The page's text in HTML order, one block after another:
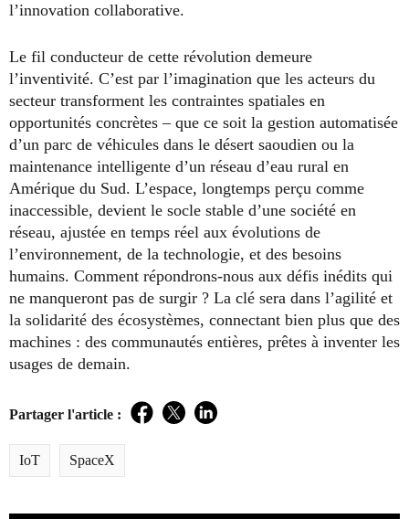
l’innovation collaborative.
Le fil conducteur de cette révolution demeure
l’inventivité. C’est par l’imagination que les acteurs du
secteur transforment les contraintes spatiales en
opportunités concrètes – que ce soit la gestion automatisée
d’un parc de véhicules dans le désert saoudien ou la
maintenance intelligente d’un réseau d’eau rural en
Amérique du Sud. L’espace, longtemps perçu comme
inaccessible, devient le socle stable d’une société en
réseau, ajustée en temps réel aux évolutions de
l’environnement, de la technologie, et des besoins
humains. Comment répondrons-nous aux défis inédits qui
ne manqueront pas de surgir ? La clé sera dans l’agilité et
la solidarité des écosystèmes, connectant bien plus que des
machines : des communautés entières, prêtes à inventer les
usages de demain.
Partager l'article : Facebook
TwitterLinkedIn
IoT SpaceX